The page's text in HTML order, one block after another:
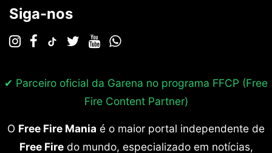
Siga-nos
✔ Parceiro oficial da Garena no programa FFCP (Free
Fire Content Partner)
O Free Fire Mania é o maior portal independente de
Free Firedo mundo, especializado em notícias,